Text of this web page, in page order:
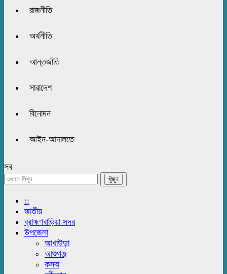
রাজনীতি
অর্থনীতি
আন্তর্জাতি
সারাদেশ
বিনোদন
আইন-আদালতে
সব
::
জাতীয়
ব্রাহ্মণবাড়িয়া সদর
উপজেলা
আখাউড়া
আশুগঞ্জ
কসবা